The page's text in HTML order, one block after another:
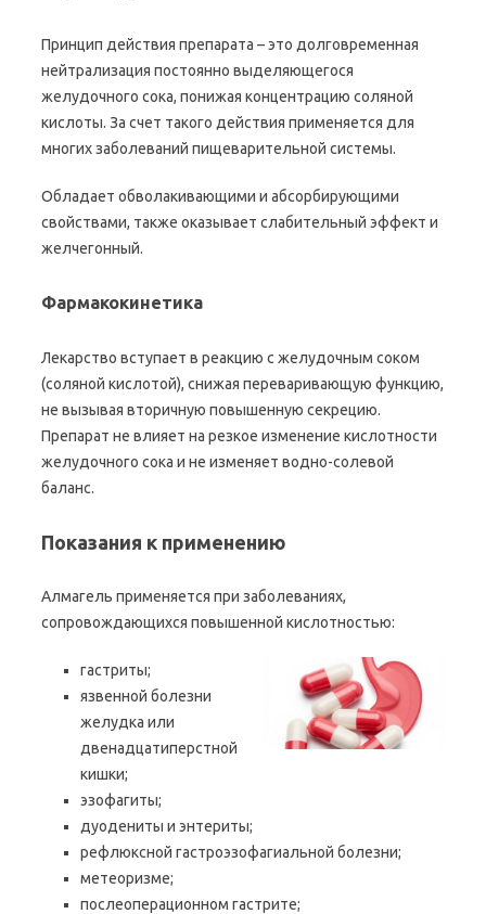
Принцип действия препарата – это долговременная
нейтрализация постоянно выделяющегося
желудочного сока, понижая концентрацию соляной
кислоты. За счет такого действия применяется для
многих заболеваний пищеварительной системы.
Обладает обволакивающими и абсорбирующими
свойствами, также оказывает слабительный эффект и
желчегонный.
Фармакокинетика
Лекарство вступает в реакцию с желудочным соком
(соляной кислотой), снижая переваривающую функцию,
не вызывая вторичную повышенную секрецию.
Препарат не влияет на резкое изменение кислотности
желудочного сока и не изменяет водно-солевой
баланс.
Показания к применению
Алмагель применяется при заболеваниях,
сопровождающихся повышенной кислотностью:
гастриты;
язвенной болезни
желудка или
двенадцатиперстной
кишки;
эзофагиты;
дуодениты и энтериты;
рефлюксной гастроэзофагиальной болезни;
метеоризме;
послеоперационном гастрите;